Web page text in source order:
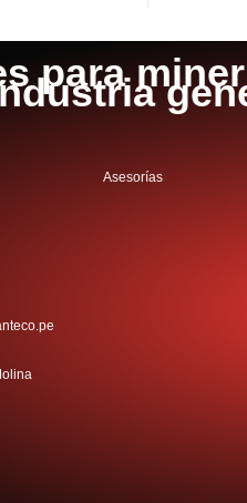
para
Asesorías